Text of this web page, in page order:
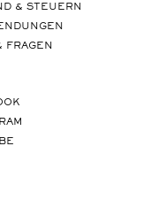
& STEUERN
FRAGEN